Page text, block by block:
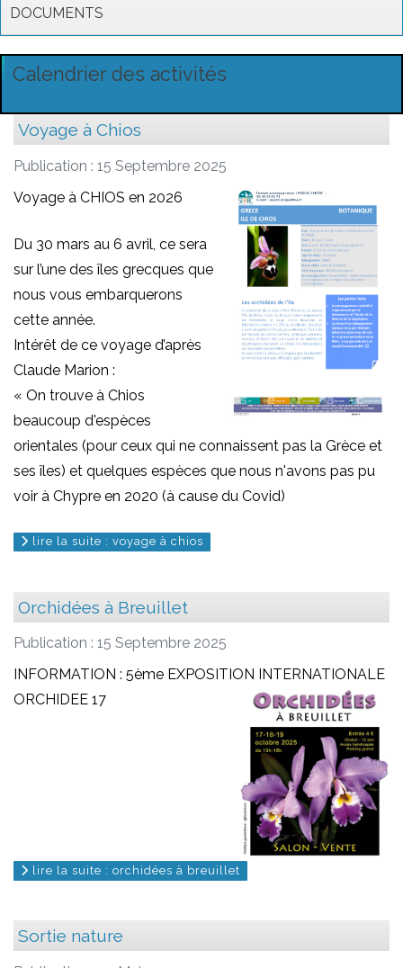
DOCUMENTS
Calendrier des activités
Voyage à Chios
Publication : 15 Septembre 2025
Voyage à CHIOS en 2026
Du 30 mars au 6 avril, ce sera
sur l’une des îles grecques que
nous vous embarquerons
cette année.
Intérêt de ce voyage d’après
Claude Marion :
« On trouve à Chios
beaucoup d'espèces
orientales (pour ceux qui ne connaissent pas la Grèce et
ses îles) et quelques espèces que nous n'avons pas pu
voir à Chypre en 2020 (à cause du Covid)
lire la suite : voyage à chios
Orchidées à Breuillet
Publication : 15 Septembre 2025
INFORMATION : 5ème EXPOSITION INTERNATIONALE
ORCHIDEE 17
lire la suite : orchidées à breuillet
Sortie nature